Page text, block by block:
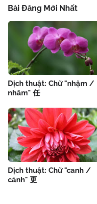
Bài Đăng Mới Nhất
Dịch thuật: Chữ "nhậm /
nhâm" 任
Dịch thuật: Chữ "canh /
cánh" 更